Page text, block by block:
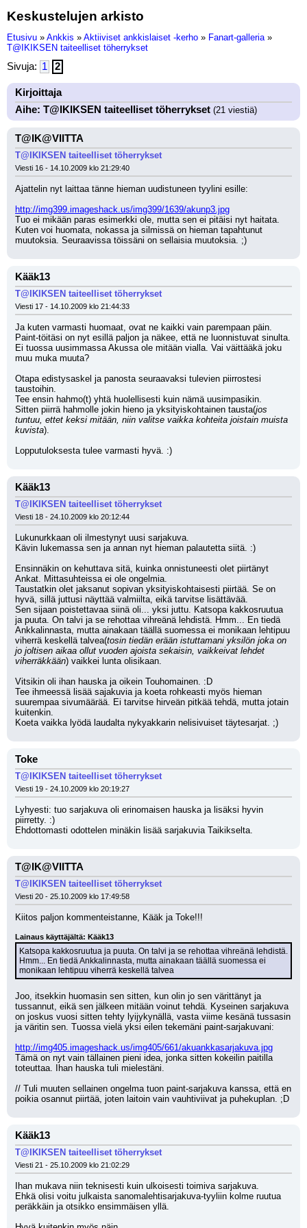
Keskustelujen arkisto
Etusivu » Ankkis » Aktiiviset ankkislaiset -kerho » Fanart-galleria »
T@IKIKSEN taiteelliset töherrykset
Sivuja: 1 2
Kirjoittaja
Aihe: T@IKIKSEN taiteelliset töherrykset (21 viestiä)
T@IK@VIITTA
T@IKIKSEN taiteelliset töherrykset
Viesti 16 - 14.10.2009 klo 21:29:40
Ajattelin nyt laittaa tänne hieman uudistuneen tyylini esille:
http://img399.imageshack.us/img399/1639/akunp3.jpg
Tuo ei mikään paras esimerkki ole, mutta sen ei pitäisi nyt haitata.
Kuten voi huomata, nokassa ja silmissä on hieman tapahtunut
muutoksia. Seuraavissa töissäni on sellaisia muutoksia. ;)
Kääk13
T@IKIKSEN taiteelliset töherrykset
Viesti 17 - 14.10.2009 klo 21:44:33
Ja kuten varmasti huomaat, ovat ne kaikki vain parempaan päin.
Paint-töitäsi on nyt esillä paljon ja näkee, että ne luonnistuvat sinulta.
Ei tuossa uusimmassa Akussa ole mitään vialla. Vai väittääkä joku
muu muka muuta?
Otapa edistysaskel ja panosta seuraavaksi tulevien piirrostesi
taustoihin.
Tee ensin hahmo(t) yhtä huolellisesti kuin nämä uusimpasikin.
Sitten piirrä hahmolle jokin hieno ja yksityiskohtainen tausta(jos
tuntuu, ettet keksi mitään, niin valitse vaikka kohteita joistain muista
kuvista).
Lopputuloksesta tulee varmasti hyvä. :)
Kääk13
T@IKIKSEN taiteelliset töherrykset
Viesti 18 - 24.10.2009 klo 20:12:44
Lukunurkkaan oli ilmestynyt uusi sarjakuva.
Kävin lukemassa sen ja annan nyt hieman palautetta siitä. :)
Ensinnäkin on kehuttava sitä, kuinka onnistuneesti olet piirtänyt
Ankat. Mittasuhteissa ei ole ongelmia.
Taustatkin olet jaksanut sopivan yksityiskohtaisesti piirtää. Se on
hyvä, sillä juttusi näyttää valmiilta, eikä tarvitse lisättävää.
Sen sijaan poistettavaa siinä oli... yksi juttu. Katsopa kakkosruutua
ja puuta. On talvi ja se rehottaa vihreänä lehdistä. Hmm... En tiedä
Ankkalinnasta, mutta ainakaan täällä suomessa ei monikaan lehtipuu
viherrä keskellä talvea(tosin tiedän erään istuttamani yksilön joka on
jo joltisen aikaa ollut vuoden ajoista sekaisin, vaikkeivat lehdet
viherräkkään) vaikkei lunta olisikaan.
Vitsikin oli ihan hauska ja oikein Touhomainen. :D
Tee ihmeessä lisää sajakuvia ja koeta rohkeasti myös hieman
suurempaa sivumäärää. Ei tarvitse hirveän pitkää tehdä, mutta jotain
kuitenkin.
Koeta vaikka lyödä laudalta nykyakkarin nelisivuiset täytesarjat. ;)
Toke
T@IKIKSEN taiteelliset töherrykset
Viesti 19 - 24.10.2009 klo 20:19:27
Lyhyesti: tuo sarjakuva oli erinomaisen hauska ja lisäksi hyvin
piirretty. :)
Ehdottomasti odottelen minäkin lisää sarjakuvia Taikikselta.
T@IK@VIITTA
T@IKIKSEN taiteelliset töherrykset
Viesti 20 - 25.10.2009 klo 17:49:58
Kiitos paljon kommenteistanne, Kääk ja Toke!!!
Lainaus käyttäjältä: Kääk13
Katsopa kakkosruutua ja puuta. On talvi ja se rehottaa vihreänä lehdistä.
Hmm... En tiedä Ankkalinnasta, mutta ainakaan täällä suomessa ei
monikaan lehtipuu viherrä keskellä talvea
Joo, itsekkin huomasin sen sitten, kun olin jo sen värittänyt ja
tussannut, eikä sen jälkeen mitään voinut tehdä. Kyseinen sarjakuva
on joskus vuosi sitten tehty lyijykynällä, vasta viime kesänä tussasin
ja väritin sen. Tuossa vielä yksi eilen tekemäni paint-sarjakuvani:
http://img405.imageshack.us/img405/661/akuankkasarjakuva.jpg
Tämä on nyt vain tällainen pieni idea, jonka sitten kokeilin paitilla
toteuttaa. Ihan hauska tuli mielestäni.
// Tuli muuten sellainen ongelma tuon paint-sarjakuva kanssa, että en
poikia osannut piirtää, joten laitoin vain vauhtiviivat ja puhekuplan. ;D
Kääk13
T@IKIKSEN taiteelliset töherrykset
Viesti 21 - 25.10.2009 klo 21:02:29
Ihan mukava niin teknisesti kuin ulkoisesti toimiva sarjakuva.
Ehkä olisi voitu julkaista sanomalehtisarjakuva-tyyliin kolme ruutua
peräkkäin ja otsikko ensimmäisen yllä.